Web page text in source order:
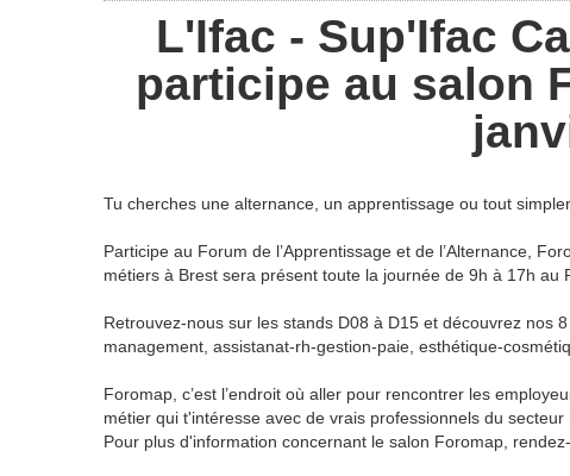
L'Ifac - Sup'Ifac
participe au salon
Tu cherches une alternance, un apprentissage ou tout
Participe au Forum de l’Apprentissage et de l’Alternance,
métiers à Brest sera présent toute la journée de 9h à 17h au
Retrouvez-nous sur les stands D08 à D15 et découvrez nos
management, assistanat-rh-gestion-paie, esthétique-
Foromap, c’est l’endroit où aller pour rencontrer les
métier qui t'intéresse avec de vrais professionnels du secteur
Pour plus d'information concernant le salon Foromap,